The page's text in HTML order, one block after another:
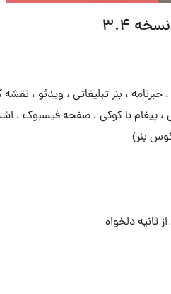
، خبرنامه ، بنر تبلیغاتی ، ویدئو ،
، پیغام با کوکی ، صفحه فیسبوک ،
بنر)
دلخواه